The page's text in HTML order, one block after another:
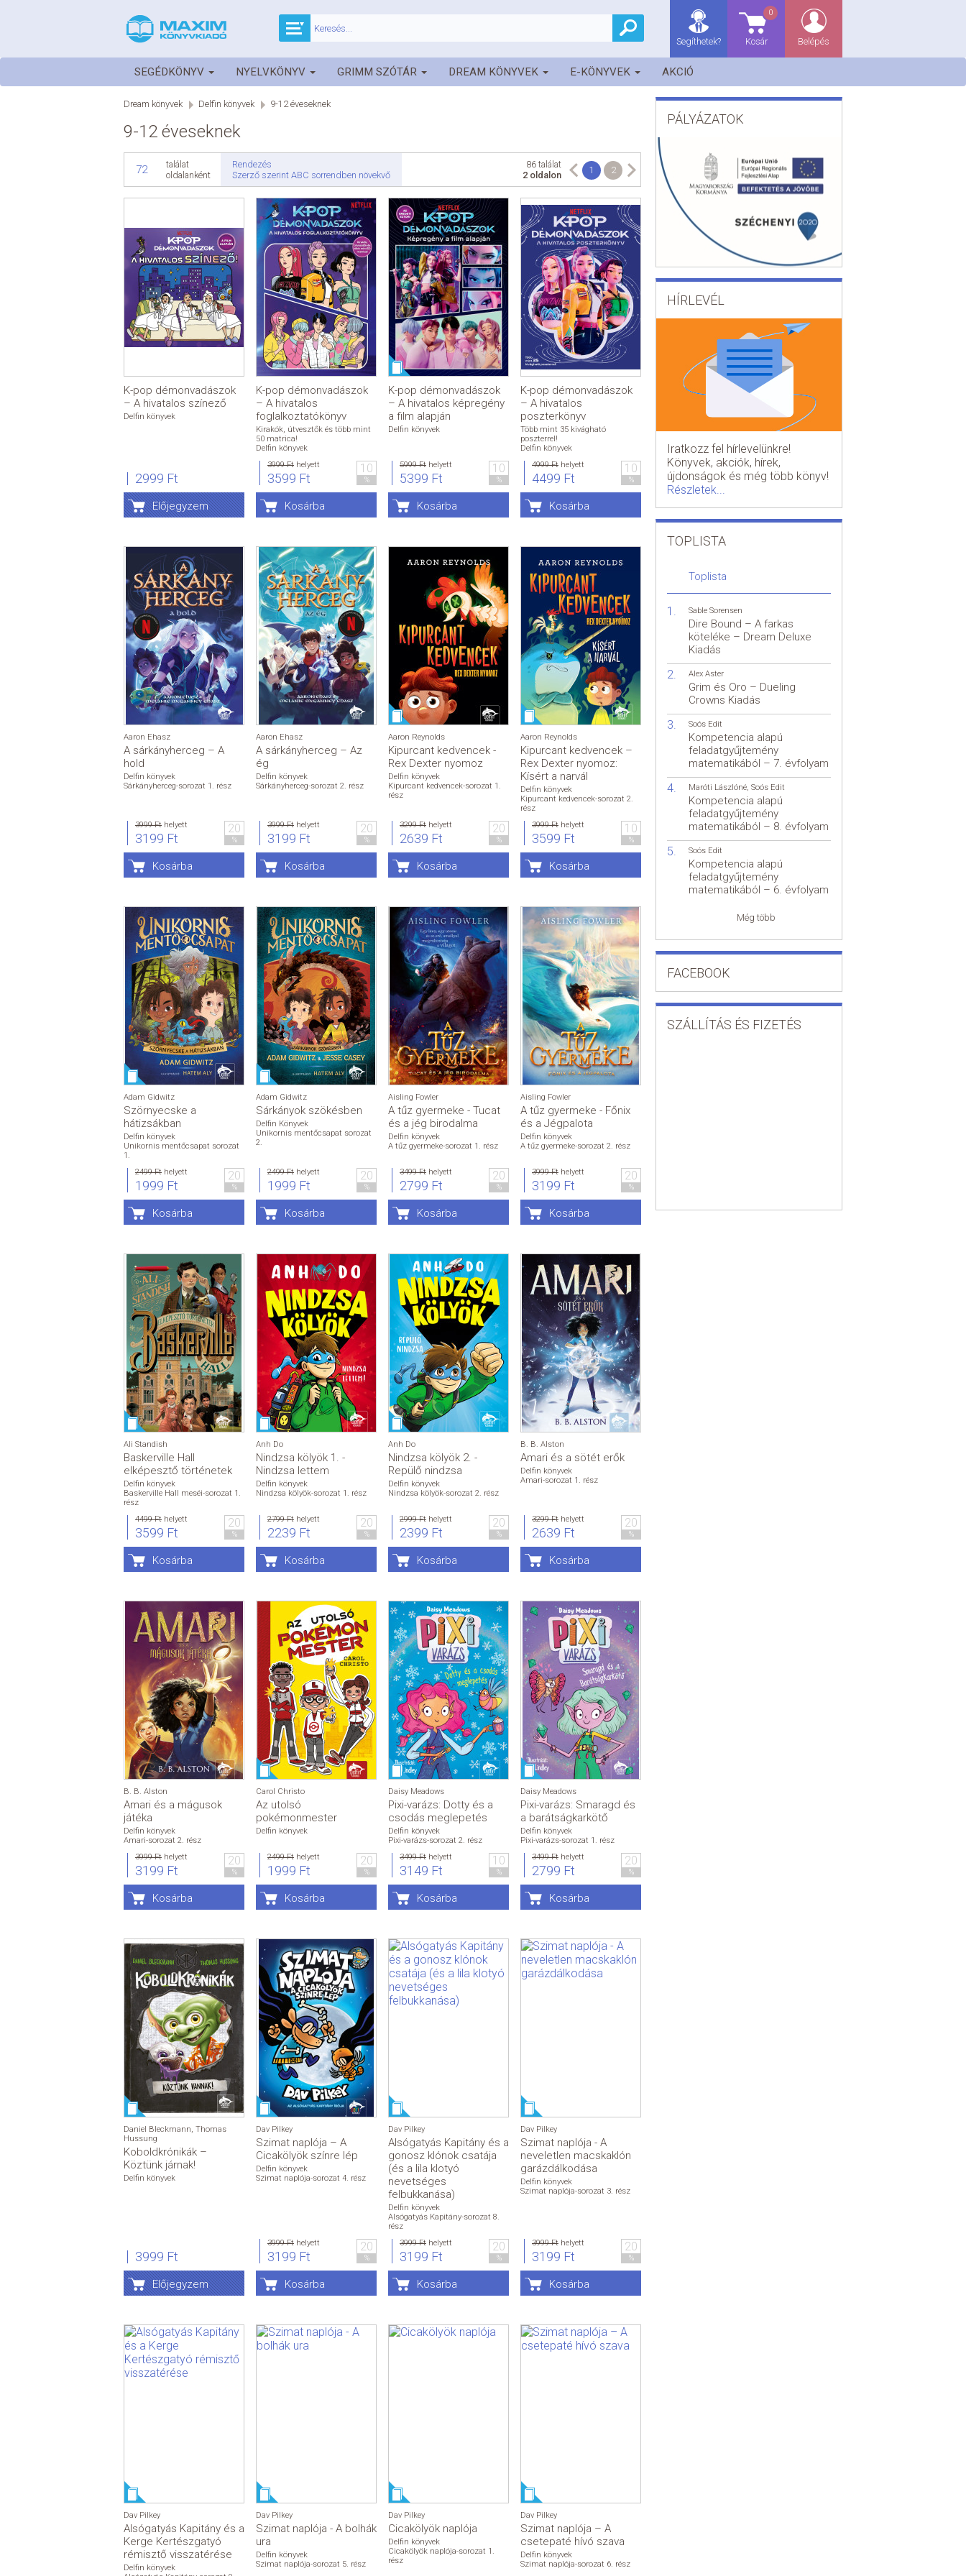
Belépés
Kosár
0
Segíthetek?
SEGÉDKÖNYV NYELVKÖNYV GRIMM SZÓTÁR DREAM KÖNYVEK E-KÖNYVEK AKCIÓ
Dream könyvek Delfin könyvek 9-12 éveseknek
9-12 éveseknek
72
találat
oldalanként
Rendezés
Szerző szerint ABC sorrendben növekvő
1 2
86 találat
2 oldalon
K-pop démonvadászok
– A hivatalos színező
Delfin könyvek
2999 Ft
Előjegyzem
K-pop démonvadászok
– A hivatalos
foglalkoztatókönyv
Kirakók, útvesztők és több mint
50 matrica!
Delfin könyvek
3999 Ft helyett
3599 Ft
10
%
Kosárba
K-pop démonvadászok
– A hivatalos képregény
a film alapján
Delfin könyvek
5999 Ft helyett
5399 Ft
10
%
Kosárba
K-pop démonvadászok
– A hivatalos
poszterkönyv
Több mint 35 kivágható
poszterrel!
Delfin könyvek
4999 Ft helyett
4499 Ft
10
%
Kosárba
Aaron Ehasz
A sárkányherceg – A
hold
Delfin könyvek
Sárkányherceg-sorozat 1. rész
3999 Ft helyett
3199 Ft
20
%
Kosárba
Aaron Ehasz
A sárkányherceg – Az
ég
Delfin könyvek
Sárkányherceg-sorozat 2. rész
3999 Ft helyett
3199 Ft
20
%
Kosárba
Aaron Reynolds
Kipurcant kedvencek -
Rex Dexter nyomoz
Delfin könyvek
Kipurcant kedvencek-sorozat 1.
rész
3299 Ft helyett
2639 Ft
20
%
Kosárba
Aaron Reynolds
Kipurcant kedvencek –
Rex Dexter nyomoz:
Kísért a narvál
Delfin könyvek
Kipurcant kedvencek-sorozat 2.
rész
3999 Ft helyett
3599 Ft
10
%
Kosárba
Adam Gidwitz
Szörnyecske a
hátizsákban
Delfin könyvek
Unikornis mentőcsapat sorozat
1.
2499 Ft helyett
1999 Ft
20
%
Kosárba
Adam Gidwitz
Sárkányok szökésben
Delfin Könyvek
Unikornis mentőcsapat sorozat
2.
2499 Ft helyett
1999 Ft
20
%
Kosárba
Aisling Fowler
A tűz gyermeke - Tucat
és a jég birodalma
Delfin könyvek
A tűz gyermeke-sorozat 1. rész
3499 Ft helyett
2799 Ft
20
%
Kosárba
Aisling Fowler
A tűz gyermeke - Főnix
és a Jégpalota
Delfin könyvek
A tűz gyermeke-sorozat 2. rész
3999 Ft helyett
3199 Ft
20
%
Kosárba
Ali Standish
Baskerville Hall
elképesztő történetek
Delfin könyvek
Baskerville Hall meséi-sorozat 1.
rész
4499 Ft helyett
3599 Ft
20
%
Kosárba
Anh Do
Nindzsa kölyök 1. -
Nindzsa lettem
Delfin könyvek
Nindzsa kölyök-sorozat 1. rész
2799 Ft helyett
2239 Ft
20
%
Kosárba
Anh Do
Nindzsa kölyök 2. -
Repülő nindzsa
Delfin könyvek
Nindzsa kölyök-sorozat 2. rész
2999 Ft helyett
2399 Ft
20
%
Kosárba
B. B. Alston
Amari és a sötét erők
Delfin könyvek
Amari-sorozat 1. rész
3299 Ft helyett
2639 Ft
20
%
Kosárba
B. B. Alston
Amari és a mágusok
játéka
Delfin könyvek
Amari-sorozat 2. rész
3999 Ft helyett
3199 Ft
20
%
Kosárba
Carol Christo
Az utolsó
pokémonmester
Delfin könyvek
2499 Ft helyett
1999 Ft
20
%
Kosárba
Daisy Meadows
Pixi-varázs: Dotty és a
csodás meglepetés
Delfin könyvek
Pixi-varázs-sorozat 2. rész
3499 Ft helyett
3149 Ft
10
%
Kosárba
Daisy Meadows
Pixi-varázs: Smaragd és
a barátságkarkötő
Delfin könyvek
Pixi-varázs-sorozat 1. rész
3499 Ft helyett
2799 Ft
20
%
Kosárba
Daniel Bleckmann, Thomas
Hussung
Koboldkrónikák –
Köztünk járnak!
Delfin könyvek
3999 Ft
Előjegyzem
Dav Pilkey
Szimat naplója – A
Cicakölyök színre lép
Delfin könyvek
Szimat naplója-sorozat 4. rész
3999 Ft helyett
3199 Ft
20
%
Kosárba
Dav Pilkey
Alsógatyás Kapitány és a
gonosz klónok csatája
(és a lila klotyó
nevetséges
felbukkanása)
Delfin könyvek
Alsógatyás Kapitány-sorozat 8.
rész
3999 Ft helyett
3199 Ft
20
%
Kosárba
Dav Pilkey
Szimat naplója - A
neveletlen macskaklón
garázdálkodása
Delfin könyvek
Szimat naplója-sorozat 3. rész
3999 Ft helyett
3199 Ft
20
%
Kosárba
Dav Pilkey
Alsógatyás Kapitány és a
Kerge Kertészgatyó
rémisztő visszatérése
Delfin könyvek
Dav Pilkey
Szimat naplója - A bolhák
ura
Delfin könyvek
Szimat naplója-sorozat 5. rész
Dav Pilkey
Cicakölyök naplója
Delfin könyvek
Cicakölyök naplója-sorozat 1.
rész
Dav Pilkey
Szimat naplója – A
csetepaté hívó szava
Delfin könyvek
Szimat naplója-sorozat 6. rész
PÁLYÁZATOK
HÍRLEVÉL
Iratkozz fel hírlevelünkre!
Könyvek, akciók, hírek,
újdonságok és még több könyv!
Részletek...
TOPLISTA
Toplista
Sable Sorensen
Dire Bound – A farkas
köteléke – Dream Deluxe
Kiadás
Alex Aster
Grim és Oro – Dueling
Crowns Kiadás
Soós Edit
Kompetencia alapú
feladatgyűjtemény
matematikából – 7. évfolyam
Maróti Lászlóné, Soós Edit
Kompetencia alapú
feladatgyűjtemény
matematikából – 8. évfolyam
Soós Edit
Kompetencia alapú
feladatgyűjtemény
matematikából – 6. évfolyam
Még több
FACEBOOK
SZÁLLÍTÁS ÉS FIZETÉS